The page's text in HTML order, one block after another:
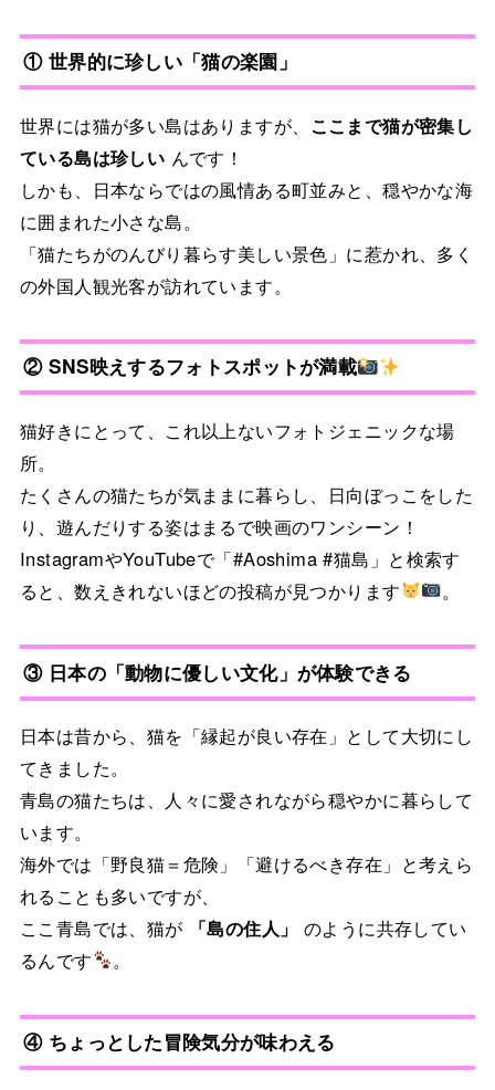
① 世界的に珍しい「猫の楽園」
世界には猫が多い島はありますが、 ここまで猫が密集し
ている島は珍しい んです！
しかも、日本ならではの風情ある町並みと、穏やかな海
に囲まれた小さな島。
「猫たちがのんびり暮らす美しい景色」に惹かれ、多く
の外国人観光客が訪れています。
② SNS映えするフォトスポットが満載
猫好きにとって、これ以上ないフォトジェニックな場
所。
たくさんの猫たちが気ままに暮らし、日向ぼっこをした
り、遊んだりする姿はまるで映画のワンシーン！
InstagramやYouTubeで「#Aoshima #猫島」と検索す
ると、数えきれないほどの投稿が見つかります
。
③ 日本の「動物に優しい文化」が体験できる
日本は昔から、猫を「縁起が良い存在」として大切にし
てきました。
青島の猫たちは、人々に愛されながら穏やかに暮らして
います。
海外では「野良猫＝危険」「避けるべき存在」と考えら
れることも多いですが、
ここ青島では、猫が
「島の住人」 のように共存してい
るんです
。
④ ちょっとした冒険気分が味わえる